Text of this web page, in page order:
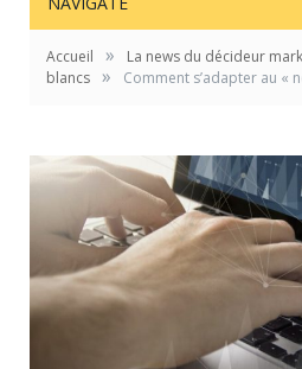
Accueil »
La news du décideur
blancs » Comment s’adapter au «